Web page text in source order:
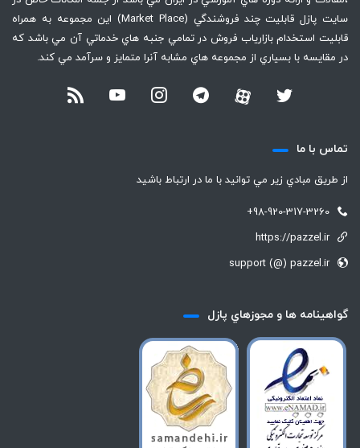
سايت پازل قابليت چند فروشندگي (Market Place) اين مجموعه به همراه
قابليت استخدام بازارياب فروش در تمامي جنبه هاي خدماتي آن مي باشد كه
در مقايسه با بسياري از مجموعه هاي مشابه آنرا متمايز و سرآمد مي كند.
تماس با ما
از طريق مبادي زير مي توانيد با ما در ارتباط باشيد
+98-920-317-3260
https://pazzel.ir
support (@) pazzel.ir
گواهينامه ها و مجوزهاي پازل